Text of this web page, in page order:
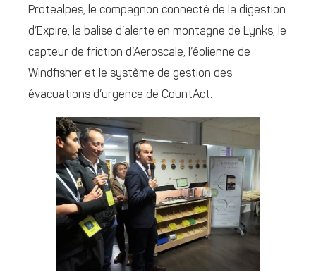
Protealpes, le compagnon connecté de la digestion
d’Expire, la balise d’alerte en montagne de Lynks, le
capteur de friction d’Aeroscale, l’éolienne de
Windfisher et le système de gestion des
évacuations d’urgence de CountAct.